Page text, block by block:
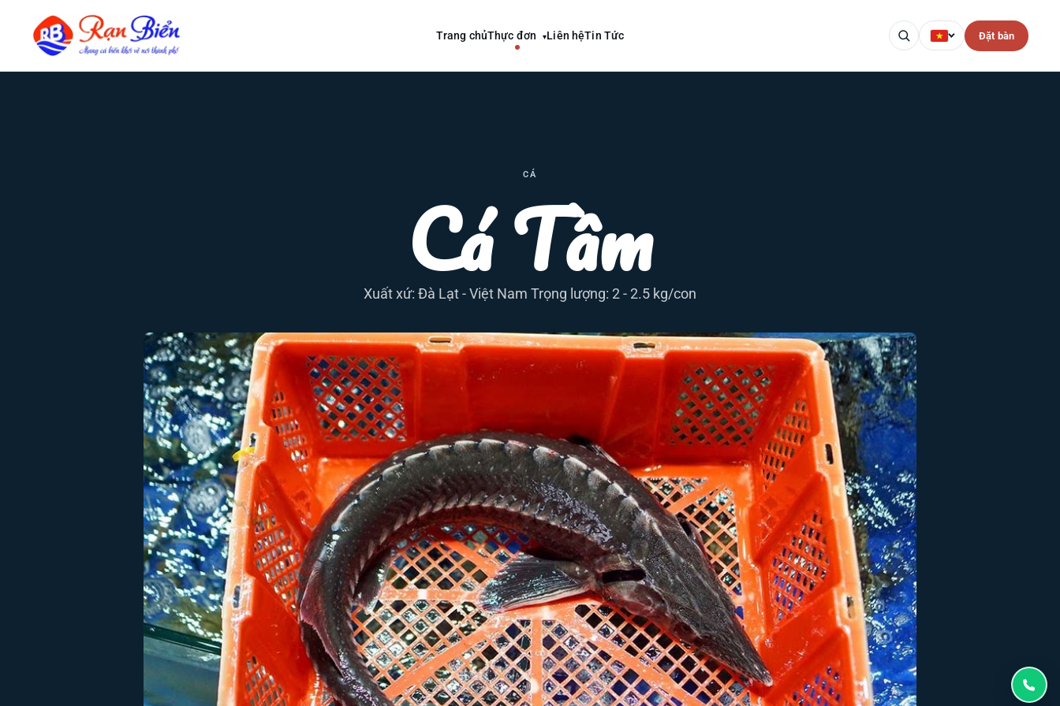
Trang chủThực đơn ▾Liên hệTin Tức Đặt bàn
CÁ
Cá Tầm
Xuất xứ: Đà Lạt - Việt Nam Trọng lượng: 2 - 2.5 kg/con